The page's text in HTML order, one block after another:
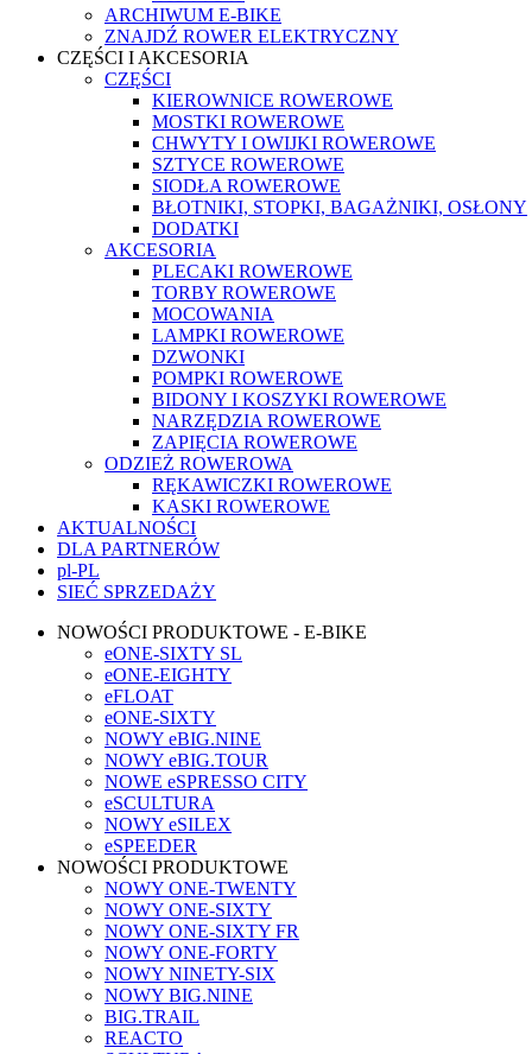
ARCHIWUM E-BIKE
ZNAJDŹ ROWER ELEKTRYCZNY
CZĘŚCI I AKCESORIA
CZĘŚCI
KIEROWNICE ROWEROWE
MOSTKI ROWEROWE
CHWYTY I OWIJKI ROWEROWE
SZTYCE ROWEROWE
SIODŁA ROWEROWE
BŁOTNIKI, STOPKI, BAGAŻNIKI, OSŁONY
DODATKI
AKCESORIA
PLECAKI ROWEROWE
TORBY ROWEROWE
MOCOWANIA
LAMPKI ROWEROWE
DZWONKI
POMPKI ROWEROWE
BIDONY I KOSZYKI ROWEROWE
NARZĘDZIA ROWEROWE
ZAPIĘCIA ROWEROWE
ODZIEŻ ROWEROWA
RĘKAWICZKI ROWEROWE
KASKI ROWEROWE
AKTUALNOŚCI
DLA PARTNERÓW
pl-PL
SIEĆ SPRZEDAŻY
NOWOŚCI PRODUKTOWE - E-BIKE
eONE-SIXTY SL
eONE-EIGHTY
eFLOAT
eONE-SIXTY
NOWY eBIG.NINE
NOWY eBIG.TOUR
NOWE eSPRESSO CITY
eSCULTURA
NOWY eSILEX
eSPEEDER
NOWOŚCI PRODUKTOWE
NOWY ONE-TWENTY
NOWY ONE-SIXTY
NOWY ONE-SIXTY FR
NOWY ONE-FORTY
NOWY NINETY-SIX
NOWY BIG.NINE
BIG.TRAIL
REACTO